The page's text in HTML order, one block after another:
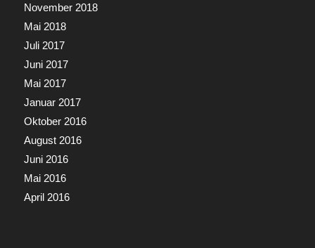
November 2018
Mai 2018
Juli 2017
Juni 2017
Mai 2017
Januar 2017
Oktober 2016
August 2016
Juni 2016
Mai 2016
April 2016